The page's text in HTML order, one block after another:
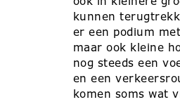
kunnen
er een podium
maar ook kleine
nog steeds een
en een
komen soms wat